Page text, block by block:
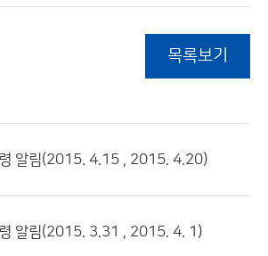
목록보기
알림(2015. 4.15 , 2015. 4.20)
알림(2015. 3.31 , 2015. 4. 1)